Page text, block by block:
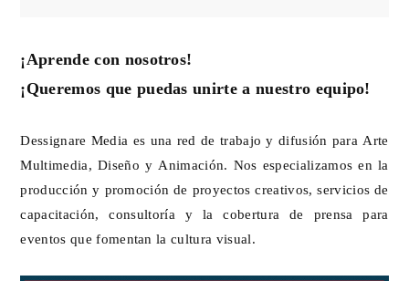
¡Aprende con nosotros!
¡Queremos que puedas unirte a nuestro equipo!
Dessignare Media es una red de trabajo y difusión para Arte
Multimedia, Diseño y Animación. Nos especializamos en la
producción y promoción de proyectos creativos, servicios de
capacitación, consultoría y la cobertura de prensa para
eventos que fomentan la cultura visual.